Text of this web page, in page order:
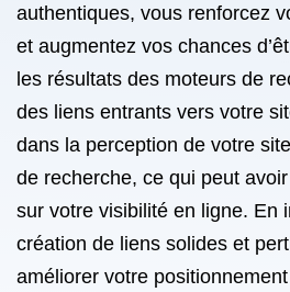
authentiques, vous renforcez
et augmentez vos chances
les résultats des moteurs de
des liens entrants vers votre
dans la perception de votre
de recherche, ce qui peut
sur votre visibilité en ligne. En
création de liens solides et
améliorer votre